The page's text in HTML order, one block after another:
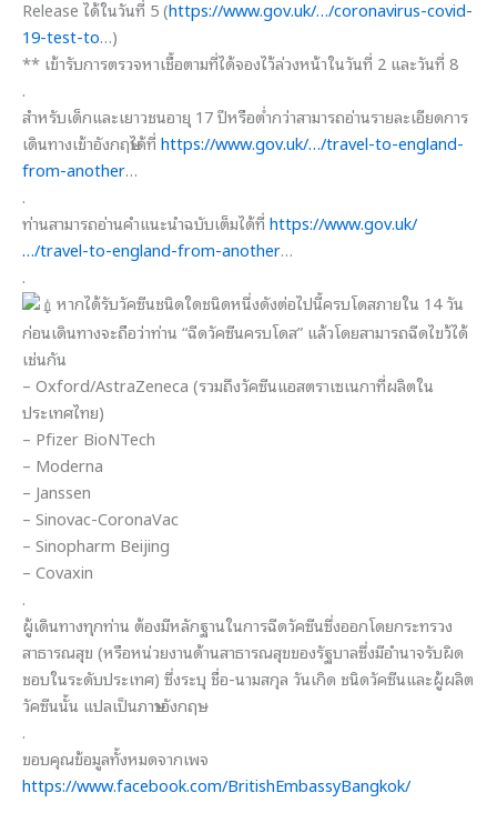
Release ได้ในวันที่ 5 (https://www.gov.uk/…/coronavirus-covid-
19-test-to…)
** เข้ารับการตรวจหาเชื้อตามที่ได้จองไว้ล่วงหน้าในวันที่ 2 และวันที่ 8
.
สำหรับเด็กและเยาวชนอายุ 17 ปีหรือต่ำกว่าสามารถอ่านรายละเอียดการ
เดินทางเข้าอังกฤษได้ที่ https://www.gov.uk/…/travel-to-england-
from-another…
.
ท่านสามารถอ่านคำแนะนำฉบับเต็มได้ที่ https://www.gov.uk/
…/travel-to-england-from-another…
.
หากได้รับวัคซีนชนิดใดชนิดหนึ่งดังต่อไปนี้ครบโดสภายใน 14 วัน
ก่อนเดินทางจะถือว่าท่าน “ฉีดวัคซีนครบโดส” แล้วโดยสามารถฉีดไขว้ได้
เช่นกัน
– Oxford/AstraZeneca (รวมถึงวัคซีนแอสตราเซเนกาที่ผลิตใน
ประเทศไทย)
– Pfizer BioNTech
– Moderna
– Janssen
– Sinovac-CoronaVac
– Sinopharm Beijing
– Covaxin
.
ผู้เดินทางทุกท่าน ต้องมีหลักฐานในการฉีดวัคซีนซึ่งออกโดยกระทรวง
สาธารณสุข (หรือหน่วยงานด้านสาธารณสุขของรัฐบาลซึ่งมีอำนาจรับผิด
ชอบในระดับประเทศ) ซึ่งระบุ ชื่อ-นามสกุล วันเกิด ชนิดวัคซีนและผู้ผลิต
วัคซีนนั้น แปลเป็นภาษาอังกฤษ
.
ขอบคุณข้อมูลทั้งหมดจากเพจ
https://www.facebook.com/BritishEmbassyBangkok/